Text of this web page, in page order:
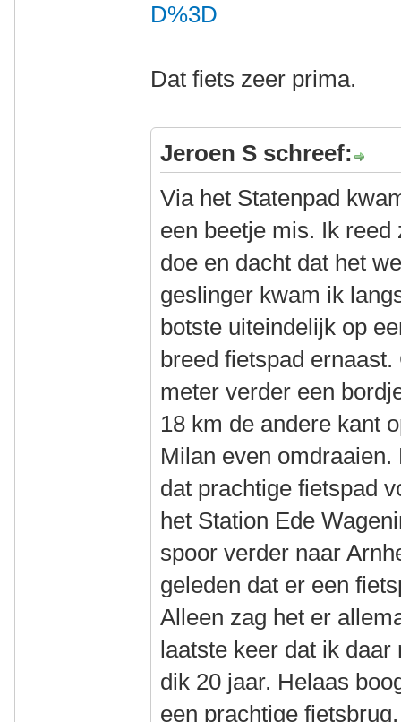
D%3D
Dat fiets zeer prima.
Jeroen S schreef:
Via het Statenpad
een beetje mis. Ik
doe en dacht dat het
geslinger kwam ik
botste uiteindelijk op
breed fietspad
meter verder een
18 km de andere kant
Milan even
dat prachtige fietspad
het Station Ede
spoor verder naar
geleden dat er een
Alleen zag het er
laatste keer dat ik
dik 20 jaar. Helaas
een prachtige